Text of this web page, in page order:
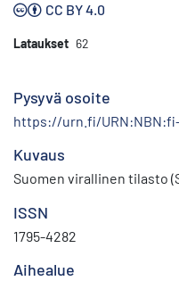
CC BY 4.0
Lataukset 62
Pysyvä osoite
https://urn.fi/URN:NBN:fi-
Kuvaus
Suomen virallinen tilasto
ISSN
1795-4282
Aihealue